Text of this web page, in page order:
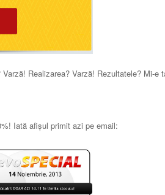
Realizarea? Varză! Rezultatele? Mi-e
Iată afişul primit azi pe email: